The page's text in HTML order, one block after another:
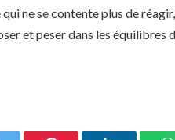
ne se contente plus de
et peser dans les équilibres